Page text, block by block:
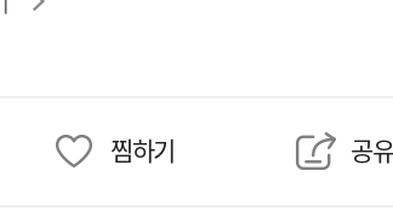
찜하기 공